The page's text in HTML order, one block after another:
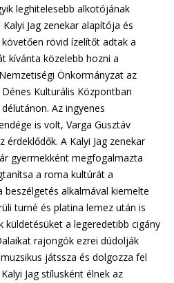
leghitelesebb alkotójának
Jag zenekar alapítója és
rövid ízelítőt adtak a
kívánta közelebb hozni a
Önkormányzat az
Kulturális Központban
Az ingyenes
is volt, Varga Gusztáv
A Kalyi Jag zenekar
gyermekként megfogalmazta
a roma kultúrát a
beszélgetés alkalmával kiemelte
turné és platina lemez után is
a legeredetibb cigány
rajongók ezrei dúdolják
játssza és dolgozza fel
Jag stílusként élnek az